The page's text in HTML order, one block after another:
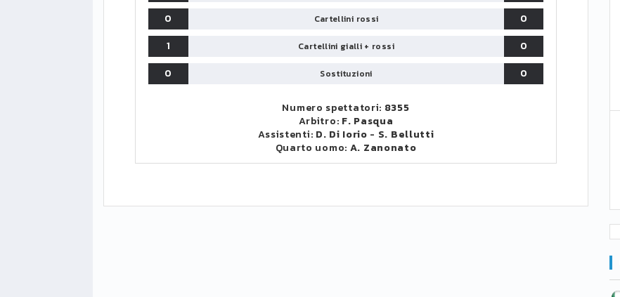
0
Cartellini rossi
0
1
Cartellini gialli + rossi
0
0
Sostituzioni 0
Numero spettatori: 8355
Arbitro: F. Pasqua
Assistenti: D. Di Iorio - S. Bellutti
Quarto uomo: A. Zanonato